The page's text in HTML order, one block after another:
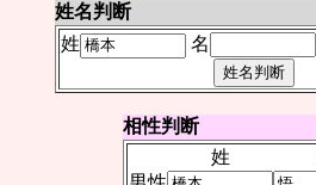
姓名判断
姓
名
相性判断
姓